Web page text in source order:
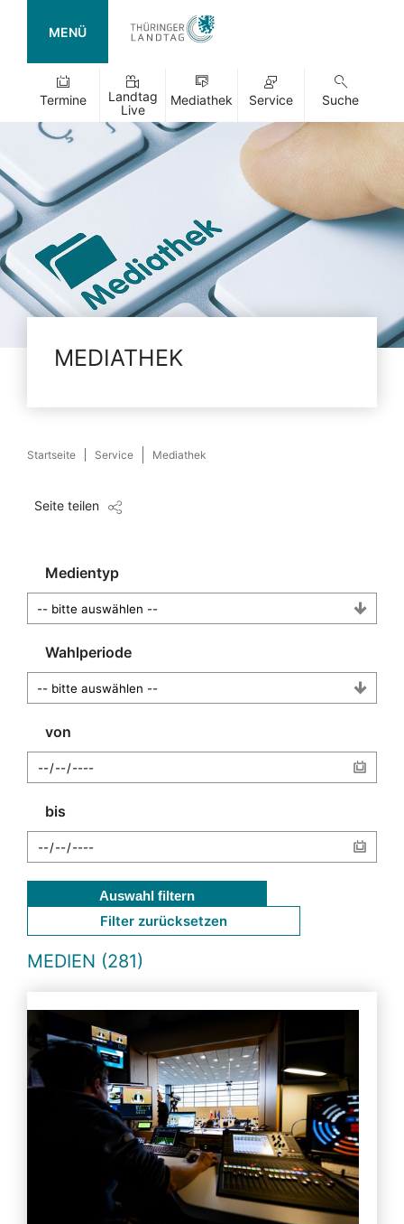
MENÜ
Termine
Landtag
Live
Mediathek Service Suche
MEDIATHEK
Startseite Service Mediathek
Seite teilen
Medientyp
Wahlperiode
von
bis
Auswahl filtern
Filter zurücksetzen
MEDIEN (281)